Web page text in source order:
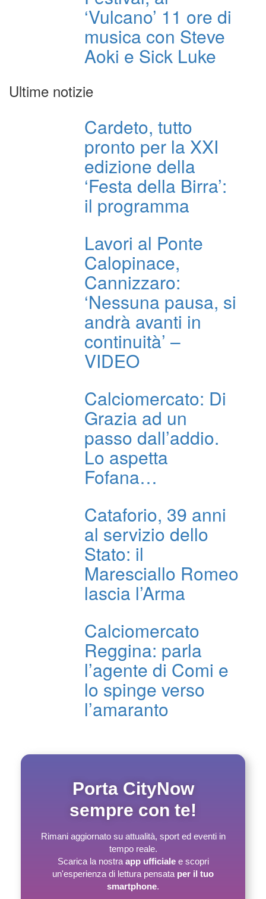
‘Vulcano’ 11 ore di
musica con Steve
Aoki e Sick Luke
Ultime notizie
Cardeto, tutto
pronto per la XXI
edizione della
‘Festa della Birra’:
il programma
Lavori al Ponte
Calopinace,
Cannizzaro:
‘Nessuna pausa, si
andrà avanti in
continuità’ –
VIDEO
Calciomercato: Di
Grazia ad un
passo dall’addio.
Lo aspetta
Fofana…
Cataforio, 39 anni
al servizio dello
Stato: il
Maresciallo Romeo
lascia l’Arma
Calciomercato
Reggina: parla
l’agente di Comi e
lo spinge verso
l’amaranto
Porta CityNow
sempre con te!
Rimani aggiornato su attualità, sport ed eventi in
tempo reale.
Scarica la nostra app ufficialee scopri
un'esperienza di lettura pensata per il tuo
smartphone.